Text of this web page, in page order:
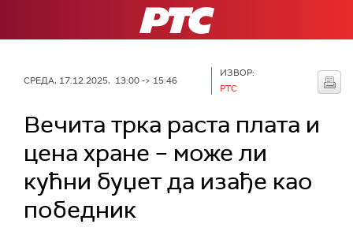
РТС
СРЕДА, 17.12.2025, 13:00 -> 15:46
ИЗВОР:
РТС
Вечита трка раста плата и
цена хране – може ли
кућни буџет да изађе као
победник